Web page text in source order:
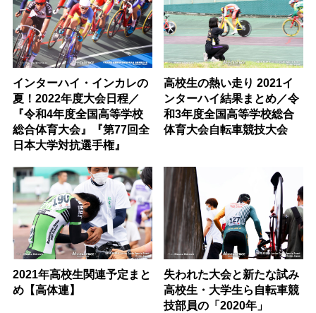
インターハイ・インカレの
夏！2022年度大会日程／
『令和4年度全国高等学校
総合体育大会』『第77回全
日本大学対抗選手権』
高校生の熱い走り 2021イ
ンターハイ結果まとめ／令
和3年度全国高等学校総合
体育大会自転車競技大会
2021年高校生関連予定まと
め【高体連】
失われた大会と新たな試み
高校生・大学生ら自転車競
技部員の「2020年」